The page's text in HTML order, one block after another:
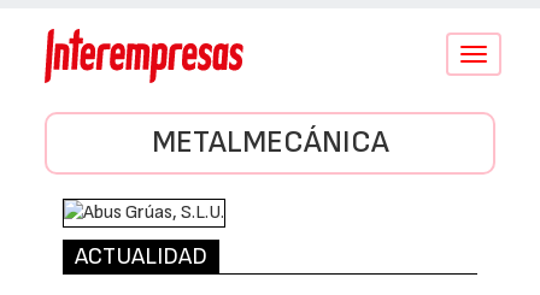
Conmutar
METALMECÁNICA
ACTUALIDAD